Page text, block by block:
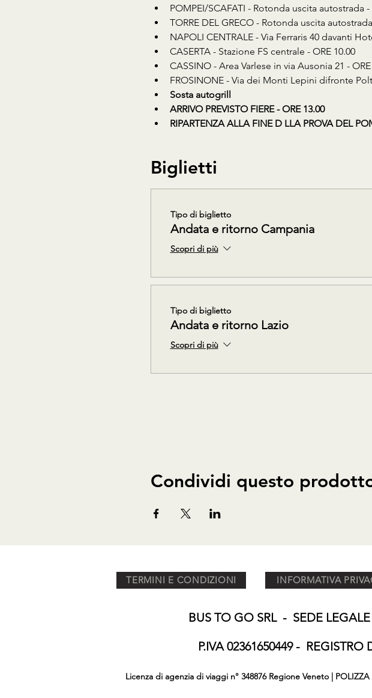
POMPEI/SCAFATI - Rotonda uscita autostrada -
TORRE DEL GRECO - Rotonda uscita
NAPOLI CENTRALE - Via Ferraris 40 davanti
CASERTA - Stazione FS centrale - ORE 10.00
CASSINO - Area Varlese in via Ausonia 21 - ORE
FROSINONE - Via dei Monti Lepini difronte
Sosta autogrill
ARRIVO PREVISTO FIERE - ORE 13.00
RIPARTENZA ALLA FINE D LLA PROVA DEL
Biglietti
Tipo di biglietto
Andata e ritorno Campania
Scopri di più
Tipo di biglietto
Andata e ritorno Lazio
Scopri di più
Condividi questo
TERMINI E CONDIZIONI INFORMATIVA
BUS TO GO SRL - SEDE
P.IVA 02361650449 -
Licenza di agenzia di viaggi n° 348876 Regione Veneto |